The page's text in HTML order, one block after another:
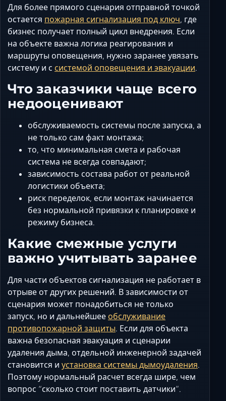
Для более прямого сценария отправной точкой
остается пожарная сигнализация под ключ, где
бизнес получает полный цикл внедрения. Если
на объекте важна логика реагирования и
маршруты оповещения, нужно заранее увязать
систему и с системой оповещения и эвакуации.
Что заказчики чаще всего
недооценивают
обслуживаемость системы после запуска, а
не только сам факт монтажа;
то, что минимальная смета и рабочая
система не всегда совпадают;
зависимость состава работ от реальной
логистики объекта;
риск переделок, если монтаж начинается
без нормальной привязки к планировке и
режиму бизнеса.
Какие смежные услуги
важно учитывать заранее
Для части объектов сигнализация не работает в
отрыве от других решений. В зависимости от
сценария может понадобиться не только
запуск, но и дальнейшее обслуживание
противопожарной защиты. Если для объекта
важна безопасная эвакуация и сценарии
удаления дыма, отдельной инженерной задачей
становится и установка системы дымоудаления.
Поэтому нормальный расчет всегда шире, чем
вопрос “сколько стоит поставить датчики”.